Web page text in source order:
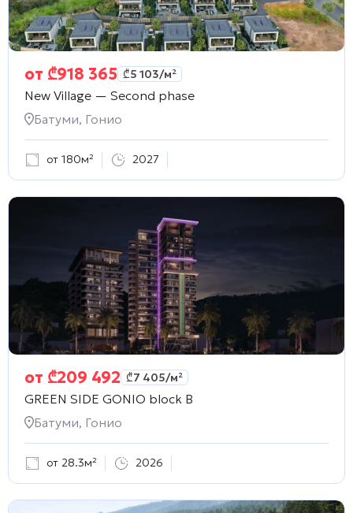
от ₾918 365 ₾5 103/м²
New Village — Second phase
Батуми, Гонио
от 180м² 2027
от ₾209 492 ₾7 405/м²
GREEN SIDE GONIO block B
Батуми, Гонио
от 28.3м² 2026